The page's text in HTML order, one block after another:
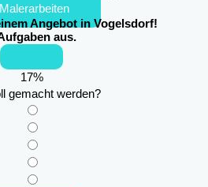
Angebot in Vogelsdorf!
aus.
17%
gemacht werden?